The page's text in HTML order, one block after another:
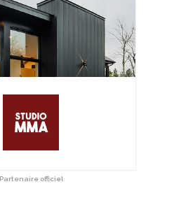
Partenaire officiel